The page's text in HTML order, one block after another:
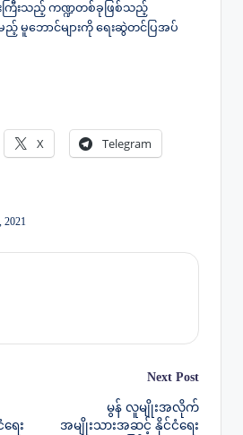
းကြီးသည့် ကဏ္ဍတစ်ခုဖြစ်သည့်
ည့် မူဘောင်များကို ရေးဆွဲတင်ပြအပ်
X Telegram
2021
ေး
Next Post
မွန် လူမျိုးအလိုက်
အမျိုးသားအဆင့် နိုင်ငံရေး